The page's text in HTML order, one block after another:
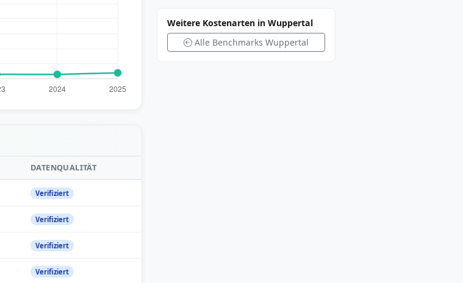
DATENQUALITÄT
Verifiziert
Verifiziert
Verifiziert
Verifiziert
Weitere Kostenarten in Wuppertal
Alle Benchmarks Wuppertal